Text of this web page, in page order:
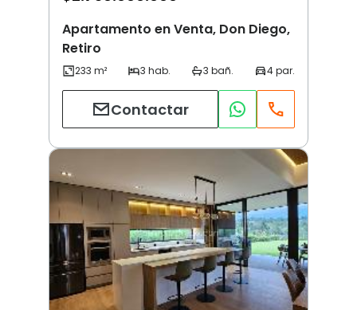
Apartamento en Venta, Don Diego,
Retiro
Contactar